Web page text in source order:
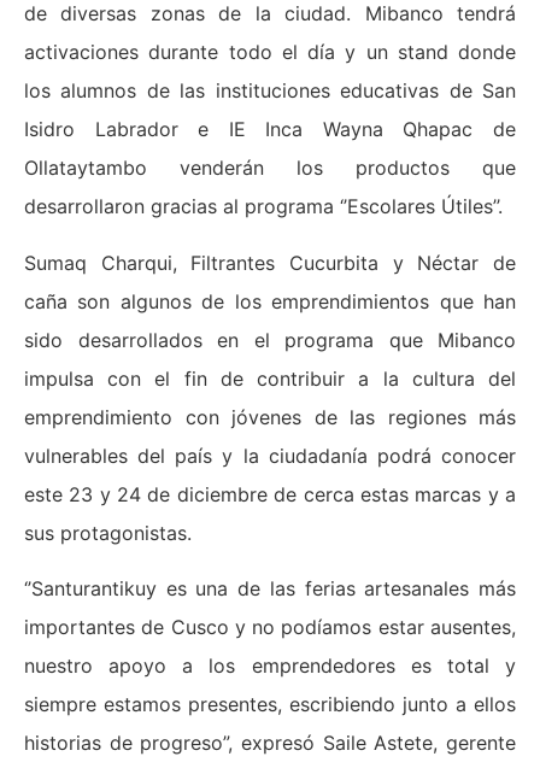
de diversas zonas de la ciudad. Mibanco tendrá
activaciones durante todo el día y un stand donde
los alumnos de las instituciones educativas de San
Isidro Labrador e IE Inca Wayna Qhapac de
Ollataytambo venderán los productos que
desarrollaron gracias al programa ‘’Escolares Útiles’’.
Sumaq Charqui, Filtrantes Cucurbita y Néctar de
caña son algunos de los emprendimientos que han
sido desarrollados en el programa que Mibanco
impulsa con el fin de contribuir a la cultura del
emprendimiento con jóvenes de las regiones más
vulnerables del país y la ciudadanía podrá conocer
este 23 y 24 de diciembre de cerca estas marcas y a
sus protagonistas.
‘’Santurantikuy es una de las ferias artesanales más
importantes de Cusco y no podíamos estar ausentes,
nuestro apoyo a los emprendedores es total y
siempre estamos presentes, escribiendo junto a ellos
historias de progreso”, expresó Saile Astete, gerente